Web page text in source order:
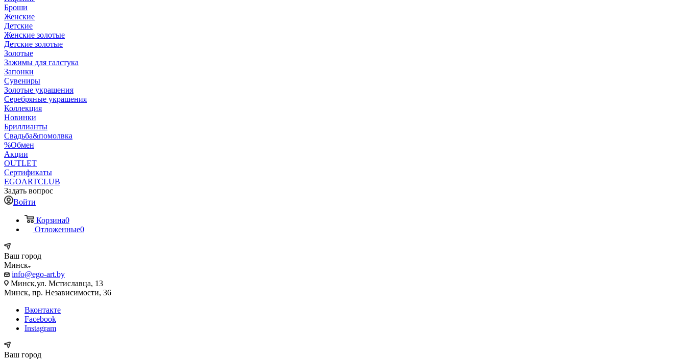
Броши
Женские
Детские
Женские золотые
Детские золотые
Золотые
Зажимы для галстука
Запонки
Сувениры
Золотые украшения
Серебряные украшения
Коллекция
Новинки
Бриллианты
Свадьба&помолвка
%Обмен
Акции
OUTLET
Сертификаты
EGOARTCLUB
Задать вопрос
Войти
Корзина0
Отложенные0
Ваш город
Минск
info@ego-art.by
Минск,ул. Мстиславца, 13
Минск, пр. Независимости, 36
Вконтакте
Facebook
Instagram
Ваш город